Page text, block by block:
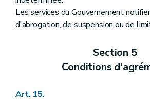
Les services du Gouvernement
d'abrogation, de suspension ou de
Section 5
Conditions
Art. 15.